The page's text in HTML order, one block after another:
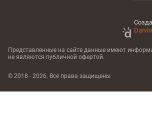
Представленные на сайте данные имеют
не являются публичной офертой.
© 2018 - 2026. Все права защищены